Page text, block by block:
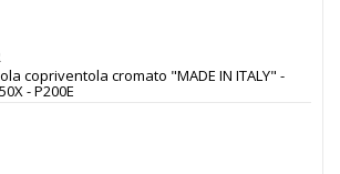
copriventola cromato "MADE IN ITALY" -
- P200E